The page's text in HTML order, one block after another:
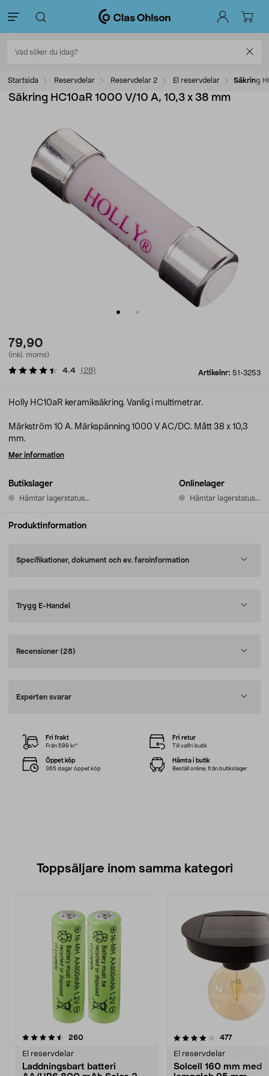
Startsida Reservdelar Reservdelar 2 El reservdelar Säkring
Säkring HC10aR 1000 V/10 A, 10,3 x 38 mm
79,90
(inkl. moms)
Artikelnr: 51-3253
4.4 ( 28)
Butikslager
Hämtar lagerstatus...
Onlinelager
Hämtar lagerstatus...
Holly HC10aR keramiksäkring. Vanlig i multimetrar.
Märkström 10 A. Märkspänning 1000 V AC/DC. Mått 38 x 10,3
mm.
Mer information
Produktinformation
Specifikationer, dokument och ev. faroinformation
Trygg E-Handel
Recensioner (28)
Experten svarar
Fri frakt
Från 599 kr*
Fri retur
Till valfri butik
Öppet köp
365 dagar öppet köp
Hämta i butik
Beställ online, från butikslager
Toppsäljare inom samma kategori
260recensioner
El reservdelar
Laddningsbart batteri
4.0 av 5 stjärnor 477
El reservdelar
Solcell 160 mm med
4.5 av 5 stjärnor